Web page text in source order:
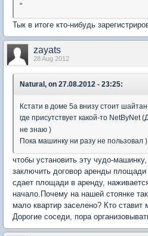
"
Тык в итоге кто-нибудь
zayats
28 Aug 2012
Natural, on 27.08.2012 - 23:25:
Кстати в доме 5а внизу стоит
где присутствует какой-то NetByNet
не знаю )
Пока машинку ни разу не пользовал )
чтобы установить эту чудо-
заключить договор аренды
сдает площади в аренду,
начало.Почему на нашей стоянке
мало квартир заселено? Кто
Дорогие соседи, пора